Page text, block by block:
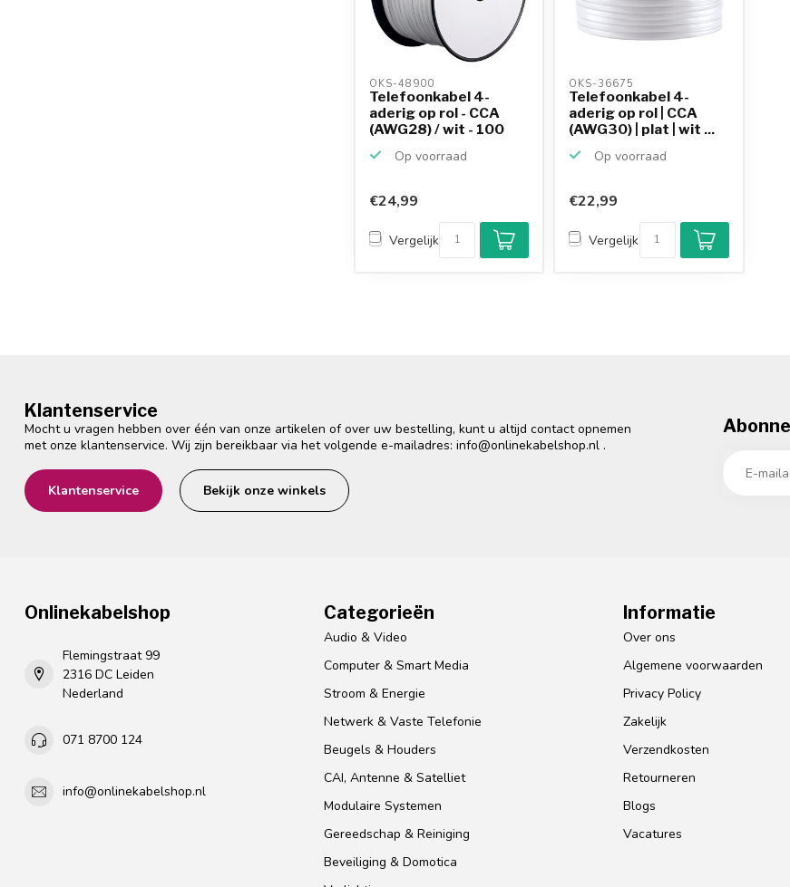
OKS-48900
Telefoonkabel 4-
aderig op rol - CCA
(AWG28) / wit - 100
Op voorraad
€24,99
Vergelijk
OKS-36675
Telefoonkabel 4-
aderig op rol | CCA
(AWG30) | plat | wit ...
Op voorraad
€22,99
Vergelijk
Klantenservice
Mocht u vragen hebben over één van onze artikelen of over uw bestelling, kunt u altijd contact opnemen
met onze klantenservice. Wij zijn bereikbaar via het volgende e-mailadres: info@onlinekabelshop.nl .
Klantenservice Bekijk onze winkels
Onlinekabelshop
Flemingstraat 99
2316 DC Leiden
Nederland
071 8700 124
info@onlinekabelshop.nl
Categorieën
Audio & Video
Computer & Smart Media
Stroom & Energie
Netwerk & Vaste Telefonie
Beugels & Houders
CAI, Antenne & Satelliet
Modulaire Systemen
Gereedschap & Reiniging
Beveiliging & Domotica
Informatie
Over ons
Algemene voorwaarden
Privacy Policy
Zakelijk
Verzendkosten
Retourneren
Blogs
Vacatures